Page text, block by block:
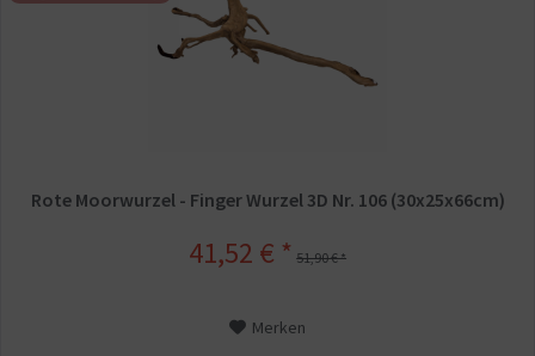
Rote Moorwurzel - Finger Wurzel 3D Nr. 106 (30x25x66cm)
41,52 € * 51,90 € *
Merken